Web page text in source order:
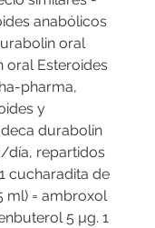
anabólicos
oral
oral Esteroides
pharma,
y
durabolin
repartidos
cucharadita de
ml) = ambroxol
5 µg. 1